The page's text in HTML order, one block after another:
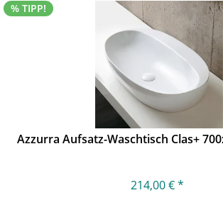
% TIPP!
Azzurra Aufsatz-Waschtisch Clas+
214,00 € *